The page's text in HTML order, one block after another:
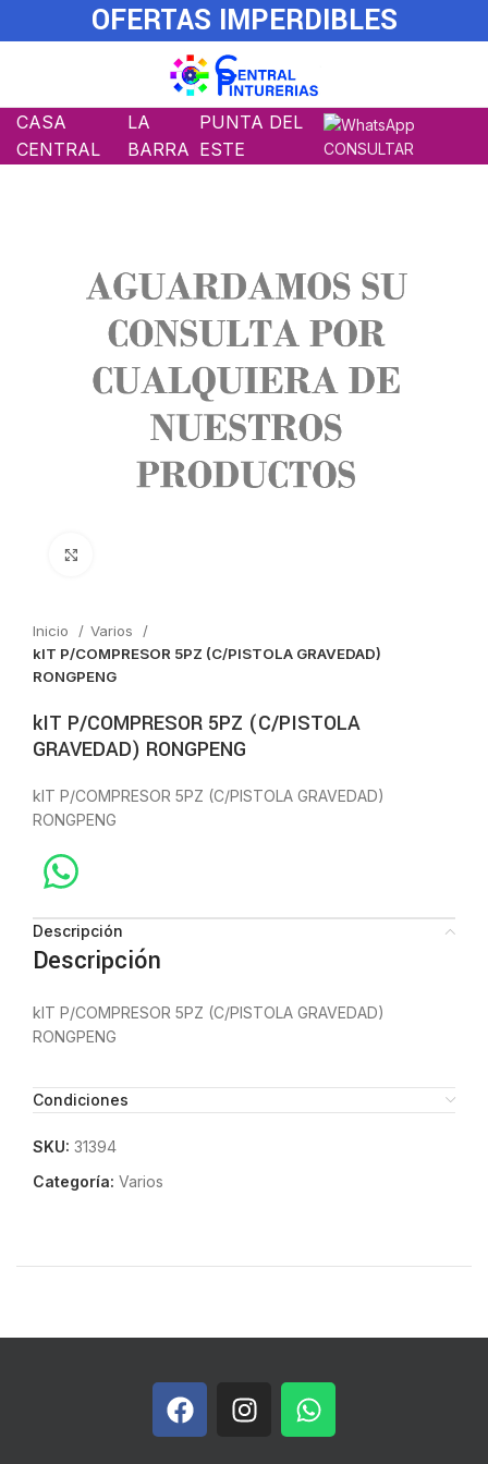
OFERTAS IMPERDIBLES
CASA
CENTRAL
LA
BARRA
PUNTA DEL
ESTE
CONSULTAR
Inicio
Varios
kIT P/COMPRESOR 5PZ (C/PISTOLA GRAVEDAD)
RONGPENG
kIT P/COMPRESOR 5PZ (C/PISTOLA
GRAVEDAD) RONGPENG
kIT P/COMPRESOR 5PZ (C/PISTOLA GRAVEDAD)
RONGPENG
Descripción
Descripción
kIT P/COMPRESOR 5PZ (C/PISTOLA GRAVEDAD)
RONGPENG
Condiciones
SKU: 31394
Categoría: Varios